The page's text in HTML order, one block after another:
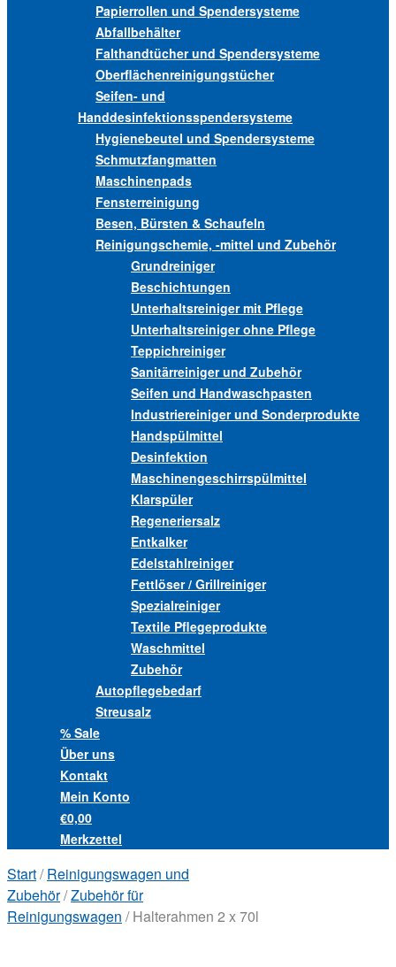
Papierrollen und Spendersysteme
Abfallbehälter
Falthandtücher und Spendersysteme
Oberflächenreinigungstücher
Seifen- und
Handdesinfektionsspendersysteme
Hygienebeutel und Spendersysteme
Schmutzfangmatten
Maschinenpads
Fensterreinigung
Besen, Bürsten & Schaufeln
Reinigungschemie, -mittel und Zubehör
Grundreiniger
Beschichtungen
Unterhaltsreiniger mit Pflege
Unterhaltsreiniger ohne Pflege
Teppichreiniger
Sanitärreiniger und Zubehör
Seifen und Handwaschpasten
Industriereiniger und Sonderprodukte
Handspülmittel
Desinfektion
Maschinengeschirrspülmittel
Klarspüler
Regeneriersalz
Entkalker
Edelstahlreiniger
Fettlöser / Grillreiniger
Spezialreiniger
Textile Pflegeprodukte
Waschmittel
Zubehör
Autopflegebedarf
Streusalz
% Sale
Über uns
Kontakt
Mein Konto
€0,00
Merkzettel
Start/Reinigungswagen und
Zubehör/Zubehör für
Reinigungswagen / Halterahmen 2 x 70l